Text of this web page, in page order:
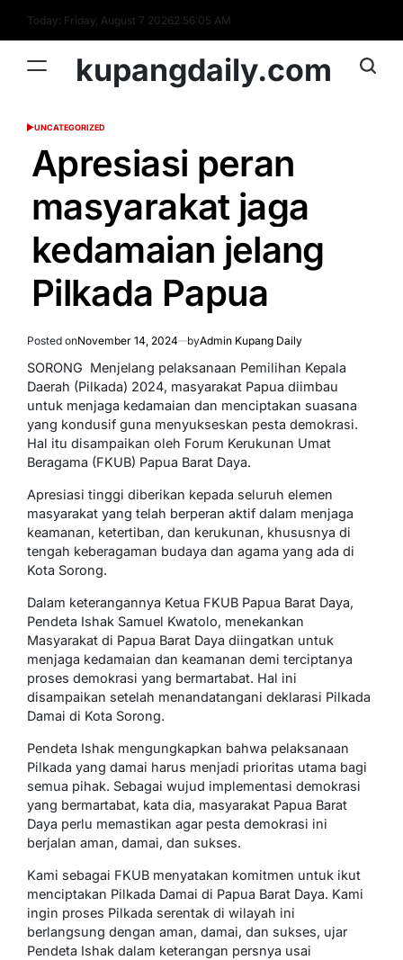
content
Today: Friday, August 7 20262:56:06 AM
kupangdaily.com
POSTED
UNCATEGORIZED
Apresiasi peran
masyarakat jaga
kedamaian jelang
Pilkada Papua
Posted onNovember 14, 2024 byAdmin Kupang Daily
SORONG  Menjelang pelaksanaan Pemilihan Kepala
Daerah (Pilkada) 2024, masyarakat Papua diimbau
untuk menjaga kedamaian dan menciptakan suasana
yang kondusif guna menyukseskan pesta demokrasi.
Hal itu disampaikan oleh Forum Kerukunan Umat
Beragama (FKUB) Papua Barat Daya.
Apresiasi tinggi diberikan kepada seluruh elemen
masyarakat yang telah berperan aktif dalam menjaga
keamanan, ketertiban, dan kerukunan, khususnya di
tengah keberagaman budaya dan agama yang ada di
Kota Sorong.
Dalam keterangannya Ketua FKUB Papua Barat Daya,
Pendeta Ishak Samuel Kwatolo, menekankan
Masyarakat di Papua Barat Daya diingatkan untuk
menjaga kedamaian dan keamanan demi terciptanya
proses demokrasi yang bermartabat. Hal ini
disampaikan setelah menandatangani deklarasi Pilkada
Damai di Kota Sorong.
Pendeta Ishak mengungkapkan bahwa pelaksanaan
Pilkada yang damai harus menjadi prioritas utama bagi
semua pihak. Sebagai wujud implementasi demokrasi
yang bermartabat, kata dia, masyarakat Papua Barat
Daya perlu memastikan agar pesta demokrasi ini
berjalan aman, damai, dan sukses.
Kami sebagai FKUB menyatakan komitmen untuk ikut
menciptakan Pilkada Damai di Papua Barat Daya. Kami
ingin proses Pilkada serentak di wilayah ini
berlangsung dengan aman, damai, dan sukses, ujar
Pendeta Ishak dalam keterangan persnya usai